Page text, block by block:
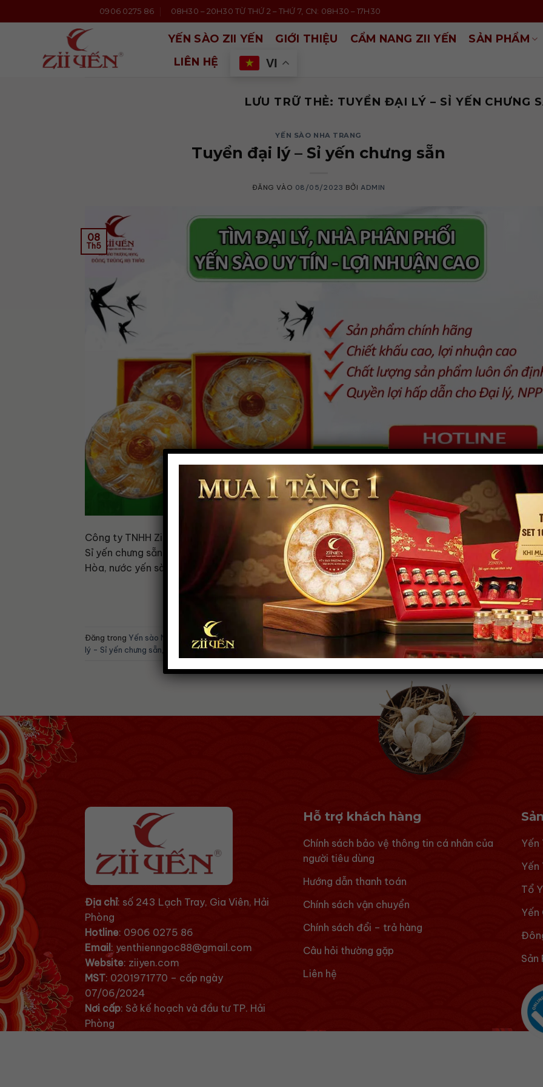
qua
0906 0275 86 08H30 – 20H30 TỪ THỨ 2 – THỨ 7, CN: 08H30 – 17H30
YẾN SÀO ZII YẾN GIỚI THIỆU CẨM NANG ZII YẾN
SẢN PHẨM
LIÊN HỆ
VI
LƯU TRỮ THẺ: TUYỂN ĐẠI LÝ – SỈ YẾN CHƯNG
YẾN SÀO NHA TRANG
Tuyển đại lý – Sỉ yến chưng sẵn
ĐĂNG VÀO 08/05/2023 BỞI ADMIN
08
Th5
Công ty TNHH Zii Yến chuyên kinh doanh trong lĩnh vực yến sào. Hiện chúng tôi đang tuyển đại lý
Sỉ yến chưng sẵn. Zii Yến cung cấp sỉ và lẻ yến thô, các loại yến làm sạch, yến nhà, yến đảo Khánh
Hòa, nước yến sào, yến tươi chưng sẵn. I. Hệ thống […]
TIẾP TỤC ĐỌC→
Đăng trong Yến sào Nha Trang |Được gắn thẻ tổng kho yến sào nha trang tuyển cộng tác viên yến sào hải phòng,Tuyển
lý - Sỉ yến chưng sẵn
Tuyển đại lý yến chưng sẵn,tuyển đại lý yến sào hải phòng Tuyển Sỉ yến chưng sẵn Để lại bình
Địa chỉ: số 243 Lạch Tray, Gia Viên, Hải
Phòng
Hotline: 0906 0275 86
Email : yenthienngoc88@gmail.com
Website: ziiyen.com
MST: 0201971770 – cấp ngày
07/06/2024
Nơi cấp: Sở kế hoạch và đầu tư TP. Hải
Phòng
Hỗ trợ khách hàng
Chính sách bảo vệ thông tin cá nhân của
người tiêu dùng
Hướng dẫn thanh toán
Chính sách vận chuyển
Chính sách đổi – trả hàng
Câu hỏi thường gặp
Liên hệ
Yến
Yến
Tổ
Yến
Sản